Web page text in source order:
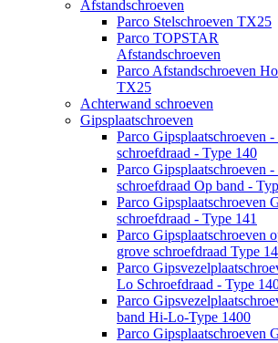
Afstandschroeven
Parco Stelschroeven TX25
Parco TOPSTAR
Afstandschroeven
Parco Afstandschroeven
TX25
Achterwand schroeven
Gipsplaatschroeven
Parco Gipsplaatschroeven
schroefdraad - Type 140
Parco Gipsplaatschroeven
schroefdraad Op band -
Parco Gipsplaatschroeven
schroefdraad - Type 141
Parco Gipsplaatschroeven
grove schroefdraad Type
Parco
Lo Schroefdraad - Type
Parco
band Hi-Lo-Type 1400
Parco Gipsplaatschroeven